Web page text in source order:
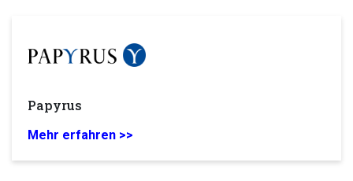
Papyrus
Mehr erfahren >>